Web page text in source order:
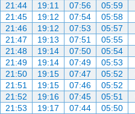
05:59
07:56
19:11
21:44
05:58
07:54
19:12
21:45
05:57
07:53
19:12
21:46
05:55
07:51
19:13
21:47
05:54
07:50
19:14
21:48
05:53
07:49
19:14
21:49
05:52
07:47
19:15
21:50
05:52
07:46
19:15
21:51
05:51
07:45
19:16
21:52
05:50
07:44
19:17
21:53